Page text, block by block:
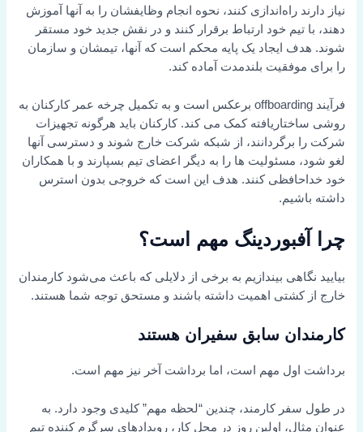
نیاز دارند راه‌اندازی کنند، نحوه انجام وظایفشان را به آنها آموزش
دهند، با تیم خود ارتباط برقرار کنند و در نقش جدید خود مستقر
شوند. هدف ایجاد یک پایه محکم است که آنها، تیمشان و سازمان
را برای موفقیت بلندمدت آماده کند.
فرآیند offboarding برعکس است و به تکمیل چرخه عمر کارکنان به
روشی ساختاریافته کمک می کند. کارکنان باید هرگونه تجهیزات
شرکت را برگردانند، از شبکه شرکت خارج شوند و دسترسی آنها
لغو شود، مسئولیت ها را به دیگر اعضای تیم بسپارند و با همکاران
خود خداحافظی کنند. هدف این است که خروجی بدون استرس
داشته باشیم.
چرا آفبوردینگ مهم است؟
بیایید نگاهی بیندازیم به برخی از دلایلی که باعث می‌شود کارمندان
خارج از کشتی اهمیت داشته باشند و مستحق توجه شما هستند.
کارمندان سابق سفیران هستند
برداشت اول مهم است، اما برداشت آخر نیز مهم است.
در طول سفر کارمند، چندین “لحظه مهم” کلیدی وجود دارد. به
عنوان مثال، اولین روز در محل کار، رویدادهای سرگرم کننده تیم